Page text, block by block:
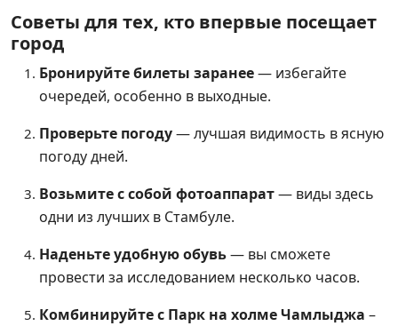
Советы для тех, кто впервые посещает
город
Бронируйте билеты заранее— избегайте
очередей, особенно в выходные.
Проверьте погоду— лучшая видимость в ясную
погоду дней.
Возьмите с собой фотоаппарат— виды здесь
одни из лучших в Стамбуле.
Наденьте удобную обувь— вы сможете
провести за исследованием несколько часов.
Комбинируйте с Парк на холме Чамлыджа –